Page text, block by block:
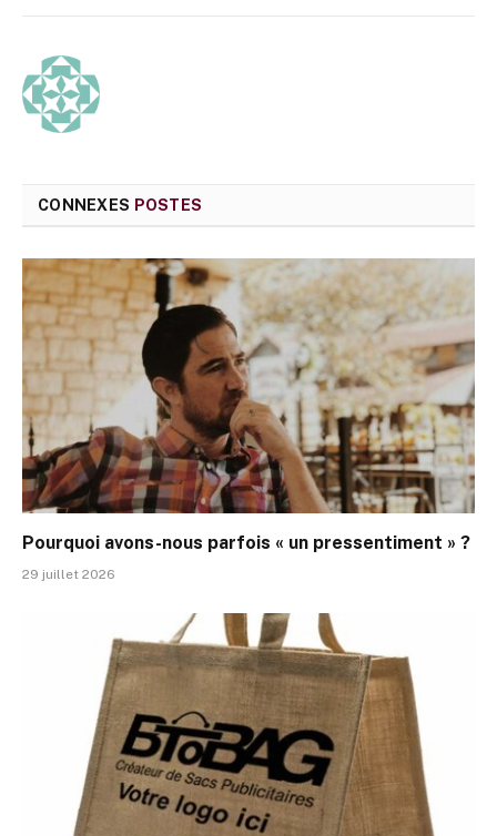
CONNEXES POSTES
Pourquoi avons-nous parfois « un pressentiment » ?
29 juillet 2026